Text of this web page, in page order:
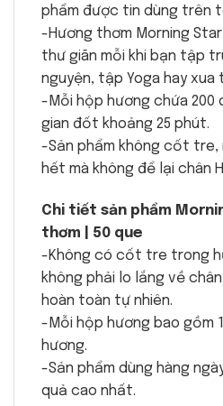
phẩm được tin dùng trên
-Hương thơm Morning
thư giãn mỗi khi bạn tập
nguyện, tập Yoga hay xua
-Mỗi hộp hương chứa 200
gian đốt khoảng 25 phút.
-Sản phẩm không cốt tre,
hết mà không để lại chân
Chi tiết sản phẩm
thơm | 50 que
-Không có cốt tre trong
không phải lo lắng về
hoàn toàn tự nhiên.
-Mỗi hộp hương bao gồm
hương.
-Sản phẩm dùng hàng
quả cao nhất.